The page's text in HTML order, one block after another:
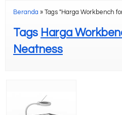
Beranda » Tags "Harga Workbench
Tags Harga
Neatness